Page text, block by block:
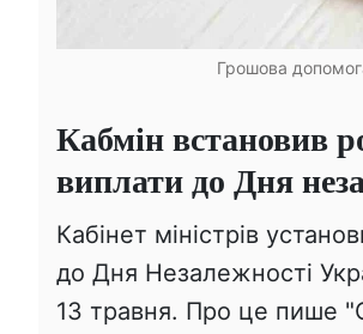
Грошова
Кабмін встановив
виплати до Дня
Кабінет міністрів
до Дня Незалежності
13 травня. Про це пише